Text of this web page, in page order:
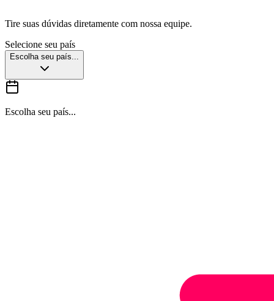
Tire suas dúvidas diretamente com nossa equipe.
Selecione seu país
Escolha seu país...
Escolha seu país...